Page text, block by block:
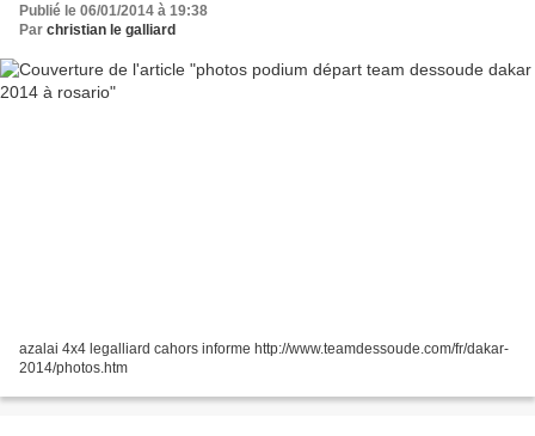
Publié le 06/01/2014 à 19:38
Par christian le galliard
azalai 4x4 legalliard cahors informe http://www.teamdessoude.com/fr/dakar-
2014/photos.htm